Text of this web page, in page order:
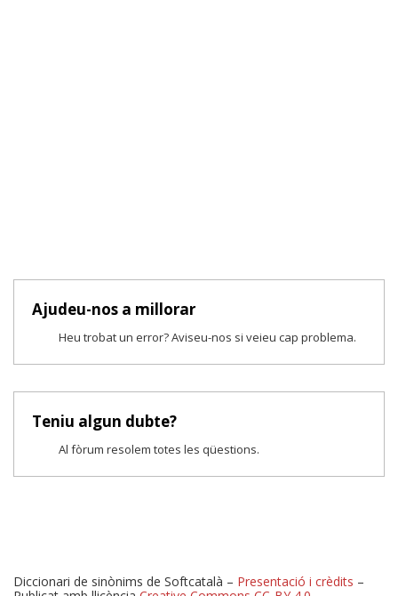
Ajudeu-nos a millorar
Heu trobat un error? Aviseu-nos si veieu cap problema.
Teniu algun dubte?
Al fòrum resolem totes les qüestions.
Diccionari de sinònims de Softcatalà – Presentació i crèdits –